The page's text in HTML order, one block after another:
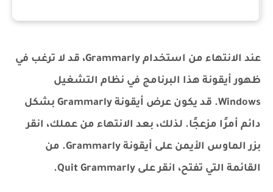
عند الانتهاء من استخدام Grammarly، قد لا ترغب في
ظهور أيقونة هذا البرنامج في نظام التشغيل
Windows. قد يكون عرض أيقونة Grammarly بشكل
دائم أمرًا مزعجًا. لذلك، بعد الانتهاء من عملك، انقر
بزر الماوس الأيمن على أيقونة Grammarly. من
القائمة التي تفتح، انقر على Quit Grammarly.